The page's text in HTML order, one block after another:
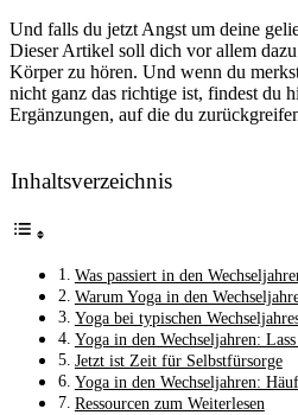
Und falls du jetzt Angst um deine
Dieser Artikel soll dich vor allem
Körper zu hören. Und wenn du
nicht ganz das richtige ist, findest du
Ergänzungen, auf die du
Inhaltsverzeichnis
Was passiert in den
Warum Yoga in den
Yoga bei typischen
Yoga in den Wechseljahren:
Jetzt ist Zeit für Selbstfürsorge
Yoga in den Wechseljahren:
Ressourcen zum Weiterlesen